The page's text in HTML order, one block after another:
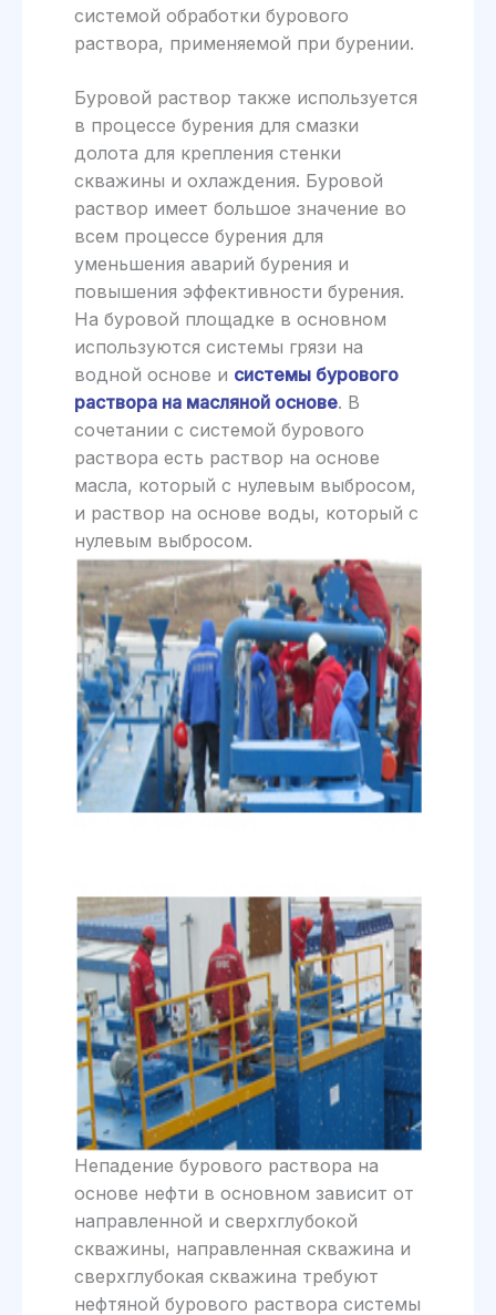
системой обработки бурового
раствора, применяемой при бурении.
Буровой раствор также используется
в процессе бурения для смазки
долота для крепления стенки
скважины и охлаждения. Буровой
раствор имеет большое значение во
всем процессе бурения для
уменьшения аварий бурения и
повышения эффективности бурения.
На буровой площадке в основном
используются системы грязи на
водной основе и системы бурового
раствора на масляной основе. В
сочетании с системой бурового
раствора есть раствор на основе
масла, который с нулевым выбросом,
и раствор на основе воды, который с
нулевым выбросом.
Непадение бурового раствора на
основе нефти в основном зависит от
направленной и сверхглубокой
скважины, направленная скважина и
сверхглубокая скважина требуют
нефтяной бурового раствора системы